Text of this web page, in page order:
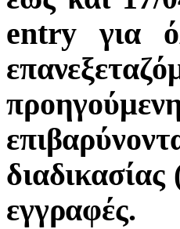
entry
για
εγγραφές.